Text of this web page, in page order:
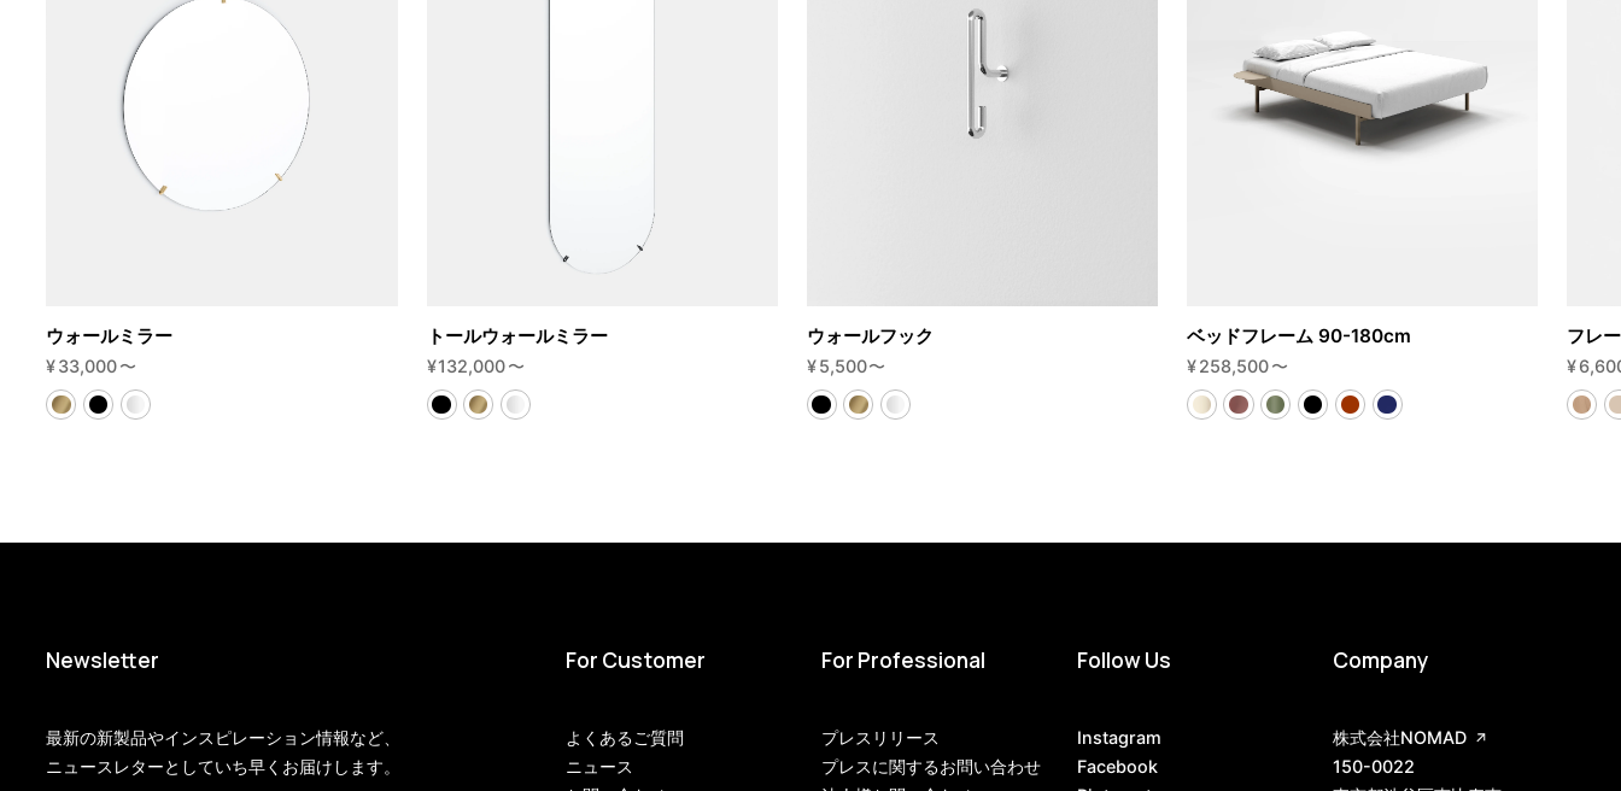
ウォールミラー
¥33,000〜
トールウォールミラー
¥132,000〜
ウォールフック
¥5,500〜
ベッドフレーム 90-180cm
¥258,500〜
フレ
¥
Newsletter
最新の新製品やインスピレーション情報など、
ニュースレターとしていち早くお届けします。
For Customer
よくあるご質問
ニュース
For Professional
プレスリリース
プレスに関するお問い合わせ
Follow Us
Instagram
Facebook
Company
株式会社NOMAD
150-0022